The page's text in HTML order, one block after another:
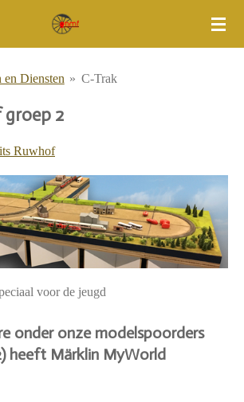
en Diensten » C-Trak
groep 2
Ruwhof
voor de jeugd
onder onze modelspoorders
heeft Märklin MyWorld